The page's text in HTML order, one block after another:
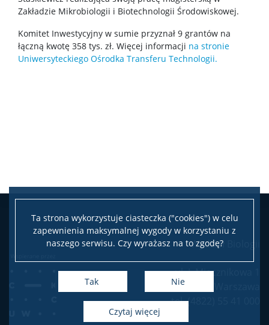
Ta strona wykorzystuje ciasteczka ("cookies") w celu
zapewnienia maksymalnej wygody w korzystaniu z
naszego serwisu. Czy wyrażasz na to zgodę?
Tak Nie
czytaj więcej
Zakładzie Mikrobiologii i Biotechnologii Środowiskowej.
Komitet Inwestycyjny w sumie przyznał 9 grantów na
łączną kwotę 358 tys. zł. Więcej informacji na stronie
Uniwersyteckiego Ośrodka Transferu Technologii.
Wydział Biologii
ul. I. Miecznikowa 1
02-096 Warszawa
tel. (4822) 55 41 000